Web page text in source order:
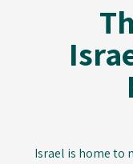
Israel is home to